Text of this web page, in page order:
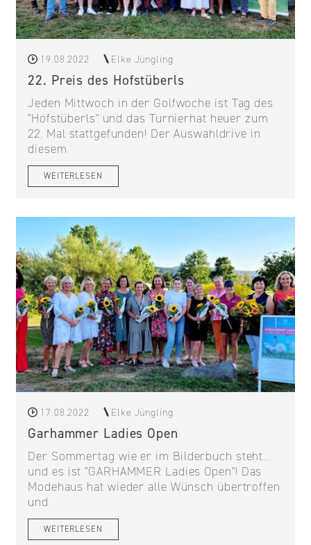
19.08.2022 Elke Jüngling
22. Preis des Hofstüberls
Jeden Mittwoch in der Golfwoche ist Tag des
"Hofstüberls" und das Turnierhat heuer zum
22. Mal stattgefunden! Der Auswahldrive in
diesem
WEITERLESEN
17.08.2022 Elke Jüngling
Garhammer Ladies Open
Der Sommertag wie er im Bilderbuch steht...
und es ist "GARHAMMER Ladies Open"! Das
Modehaus hat wieder alle Wünsch übertroffen
und
WEITERLESEN